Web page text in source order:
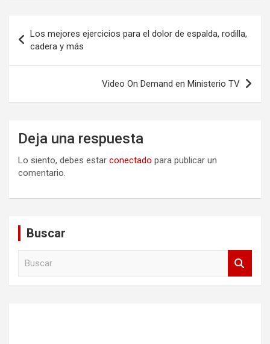
de
entradas
Los mejores ejercicios para el dolor de espalda, rodilla,
cadera y más
Video On Demand en Ministerio TV
Deja una respuesta
Lo siento, debes estar conectado para publicar un
comentario.
Buscar